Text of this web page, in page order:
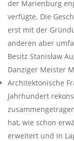
der Marienburg
verfügte. Die
erst mit der
anderen aber
Besitz Stanisław
Danziger Meister
Architektonische
Jahrhundert
hat, wie schon
erweitert und in